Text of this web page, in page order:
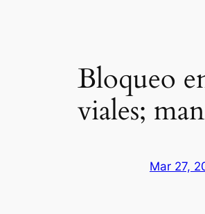
Bloqueo
viales;
Mar 27,